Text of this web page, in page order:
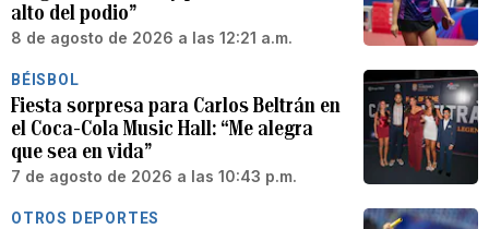
alto del podio”
8 de agosto de 2026 a las 12:21 a.m.
BÉISBOL
Fiesta sorpresa para Carlos Beltrán en
el Coca-Cola Music Hall: “Me alegra
que sea en vida”
7 de agosto de 2026 a las 10:43 p.m.
OTROS DEPORTES